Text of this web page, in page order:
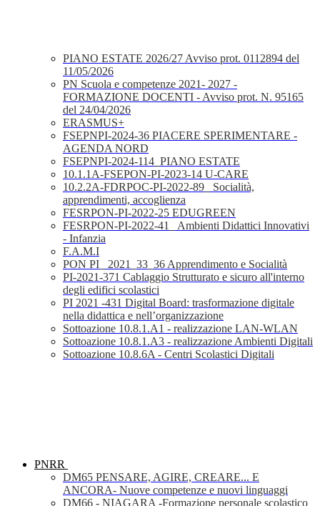
PIANO ESTATE 2026/27 Avviso prot. 0112894 del
11/05/2026
PN Scuola e competenze 2021- 2027 -
FORMAZIONE DOCENTI - Avviso prot. N. 95165
del 24/04/2026
ERASMUS+
FSEPNPI-2024-36 PIACERE SPERIMENTARE -
AGENDA NORD
FSEPNPI-2024-114_PIANO ESTATE
10.1.1A-FSEPON-PI-2023-14 U-CARE
10.2.2A-FDRPOC-PI-2022-89_ Socialità,
apprendimenti, accoglienza
FESRPON-PI-2022-25 EDUGREEN
FESRPON-PI-2022-41_ Ambienti Didattici Innovativi
- Infanzia
F.A.M.I
PON PI_ 2021_33_36 Apprendimento e Socialità
PI-2021-371 Cablaggio Strutturato e sicuro all'interno
degli edifici scolastici
PI 2021 -431 Digital Board: trasformazione digitale
nella didattica e nell’organizzazione
Sottoazione 10.8.1.A1 - realizzazione LAN-WLAN
Sottoazione 10.8.1.A3 - realizzazione Ambienti Digitali
Sottoazione 10.8.6A - Centri Scolastici Digitali
PNRR
DM65 PENSARE, AGIRE, CREARE... E
ANCORA- Nuove competenze e nuovi linguaggi
DM66 - NIAGARA -Formazione personale scolastico